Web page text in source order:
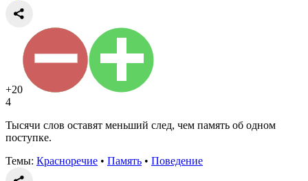
+20
4
Тысячи слов оставят меньший след, чем память об одном
поступке.
Темы: Красноречие • Память • Поведение